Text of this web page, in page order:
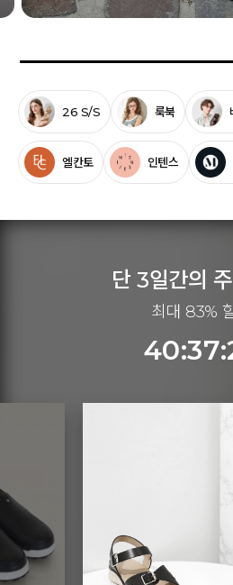
26 S/S 룩북
엘칸토 인텐스
단 3일간의
최대 83%